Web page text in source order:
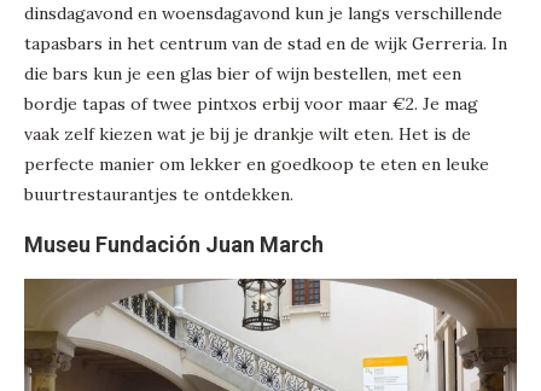
dinsdagavond en woensdagavond kun je langs verschillende
tapasbars in het centrum van de stad en de wijk Gerreria. In
die bars kun je een glas bier of wijn bestellen, met een
bordje tapas of twee pintxos erbij voor maar €2. Je mag
vaak zelf kiezen wat je bij je drankje wilt eten. Het is de
perfecte manier om lekker en goedkoop te eten en leuke
buurtrestaurantjes te ontdekken.
Museu Fundación Juan March